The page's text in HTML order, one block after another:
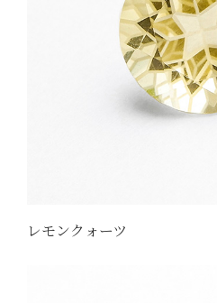
レモンクォーツ